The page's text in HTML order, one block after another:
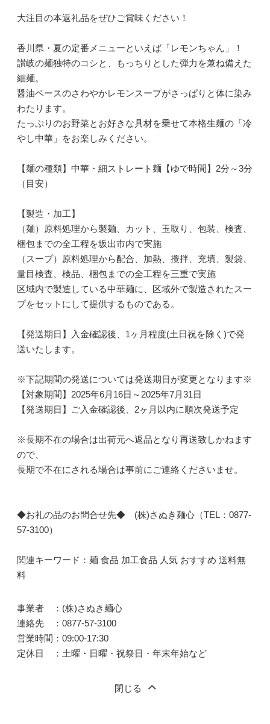
大注目の本返礼品をぜひご賞味ください！
香川県・夏の定番メニューといえば「レモンちゃん」！
讃岐の麺独特のコシと、もっちりとした弾力を兼ね備えた
細麺。
醤油ベースのさわやかレモンスープがさっぱりと体に染み
わたります。
たっぷりのお野菜とお好きな具材を乗せて本格生麺の「冷
やし中華」をお楽しみください。
【麺の種類】中華・細ストレート麺【ゆで時間】2分～3分
（目安）
【製造・加工】
（麺）原料処理から製麺、カット、玉取り、包装、検査、
梱包までの全工程を坂出市内で実施
（スープ）原料処理から配合、加熱、攪拌、充填、製袋、
量目検査、検品、梱包までの全工程を三重で実施
区域内で製造している中華麺に、区域外で製造されたスー
プをセットにして提供するものである。
【発送期日】入金確認後、1ヶ月程度(土日祝を除く)で発
送いたします。
※下記期間の発送については発送期日が変更となります※
【対象期間】2025年6月16日～2025年7月31日
【発送期日】ご入金確認後、2ヶ月以内に順次発送予定
※長期不在の場合は出荷元へ返品となり再送致しかねます
ので、
長期で不在にされる場合は事前にご連絡くださいませ。
◆お礼の品のお問合せ先◆ (株)さぬき麺心（TEL：0877-
57-3100）
関連キーワード：麺 食品 加工食品 人気 おすすめ 送料無
料
事業者 ：(株)さぬき麺心
連絡先 ：0877-57-3100
営業時間：09:00-17:30
定休日 ：土曜・日曜・祝祭日・年末年始など
閉じる